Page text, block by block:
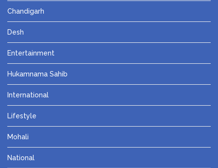
Chandigarh
Desh
Entertainment
Hukamnama Sahib
International
Lifestyle
Mohali
National